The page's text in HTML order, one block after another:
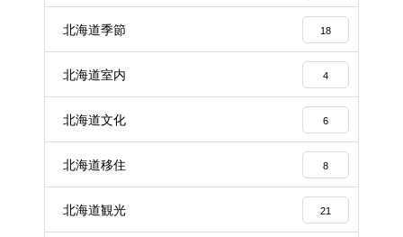
北海道季節 18
北海道室内 4
北海道文化 6
北海道移住 8
北海道観光 21